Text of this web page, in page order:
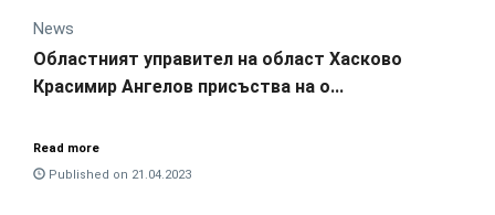
News
Областният управител на област Хасково
Красимир Ангелов присъства на о...
Read more
Published on 21.04.2023